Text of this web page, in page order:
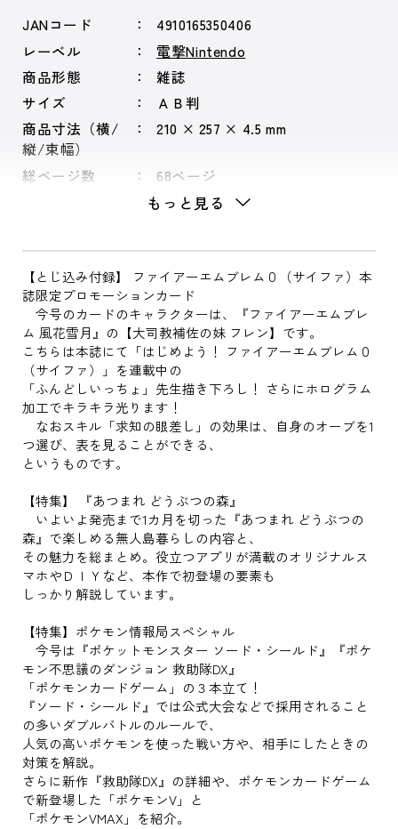
JANコード
4910165350406
レーベル
電撃Nintendo
商品形態
雑誌
サイズ
ＡＢ判
商品寸法（横/
縦/束幅）
210 × 257 × 4.5 mm
総ページ数 68ページ
もっと見る
【とじ込み付録】 ファイアーエムブレム０（サイファ）本
誌限定プロモーションカード
今号のカードのキャラクターは、『ファイアーエムブレ
ム 風花雪月』の【大司教補佐の妹 フレン】です。
こちらは本誌にて「はじめよう！ ファイアーエムブレム０
（サイファ）」を連載中の
「ふんどしいっちょ」先生描き下ろし！ さらにホログラム
加工でキラキラ光ります！
なおスキル「求知の眼差し」の効果は、自身のオーブを1
つ選び、表を見ることができる、
というものです。
【特集】 『あつまれ どうぶつの森』
いよいよ発売まで1カ月を切った『あつまれ どうぶつの
森』で楽しめる無人島暮らしの内容と、
その魅力を総まとめ。役立つアプリが満載のオリジナルス
マホやＤＩＹなど、本作で初登場の要素も
しっかり解説しています。
【特集】ポケモン情報局スペシャル
今号は『ポケットモンスター ソード・シールド』『ポケ
モン不思議のダンジョン 救助隊DX』
「ポケモンカードゲーム」の３本立て！
『ソード・シールド』では公式大会などで採用されること
の多いダブルバトルのルールで、
人気の高いポケモンを使った戦い方や、相手にしたときの
対策を解説。
さらに新作『救助隊DX』の詳細や、ポケモンカードゲーム
で新登場した「ポケモンV」と
「ポケモンVMAX」を紹介。